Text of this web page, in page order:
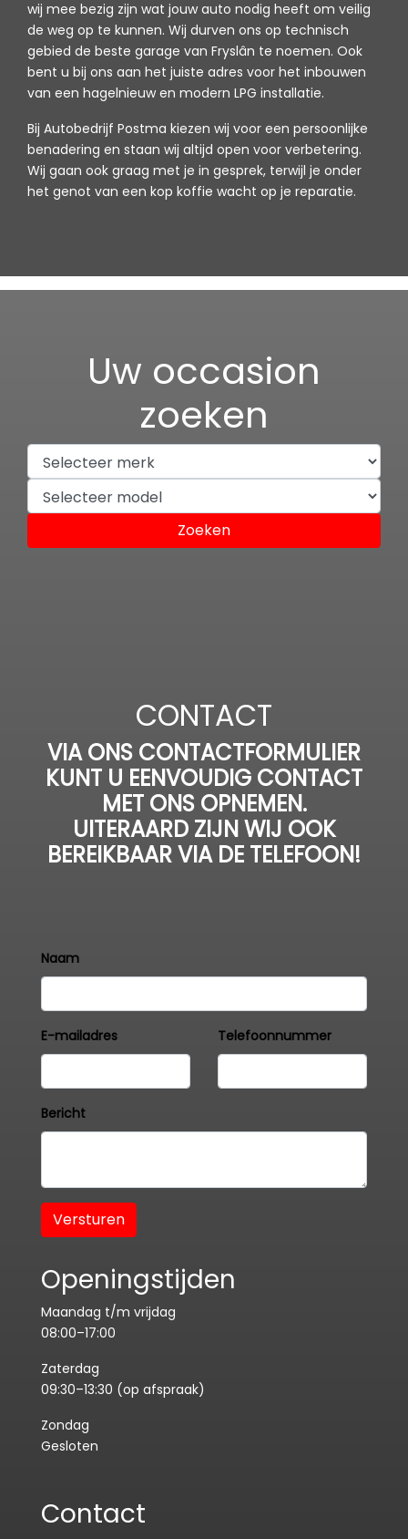
wij mee bezig zijn wat jouw auto nodig heeft om veilig
de weg op te kunnen. Wij durven ons op technisch
gebied de beste garage van Fryslân te noemen. Ook
bent u bij ons aan het juiste adres voor het inbouwen
van een hagelnieuw en modern LPG installatie.
Bij Autobedrijf Postma kiezen wij voor een persoonlijke
benadering en staan wij altijd open voor verbetering.
Wij gaan ook graag met je in gesprek, terwijl je onder
het genot van een kop koffie wacht op je reparatie.
Uw occasion
zoeken
Zoeken
CONTACT
VIA ONS CONTACTFORMULIER
KUNT U EENVOUDIG CONTACT
MET ONS OPNEMEN.
UITERAARD ZIJN WIJ OOK
BEREIKBAAR VIA DE TELEFOON!
Naam
E-mailadres Telefoonnummer
Bericht
Versturen
Openingstijden
Maandag t/m vrijdag
08:00–17:00
Zaterdag
09:30–13:30 (op afspraak)
Zondag
Gesloten
Contact